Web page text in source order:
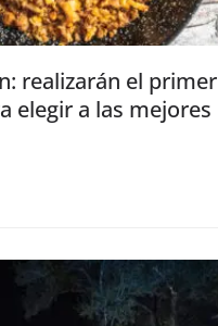
realizarán el primer
elegir a las mejores